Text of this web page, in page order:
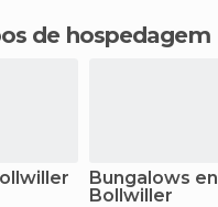
de hospedagem
Bungalows en
Bollwiller